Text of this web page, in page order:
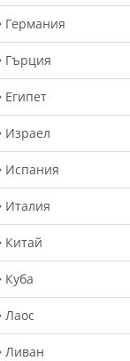
Германия
Гърция
Египет
Израел
Испания
Италия
Китай
Куба
Лаос
Ливан